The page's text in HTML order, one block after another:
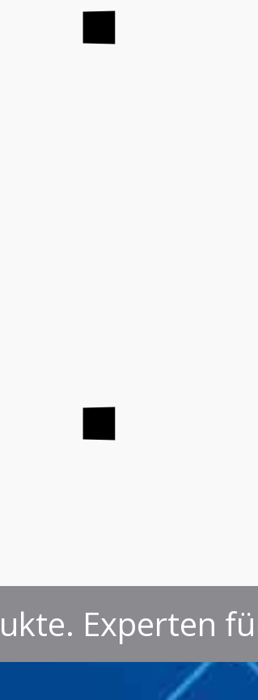
Experten